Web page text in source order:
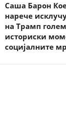
Саша Барон
нарече
на Трамп голем
историски
социјалните